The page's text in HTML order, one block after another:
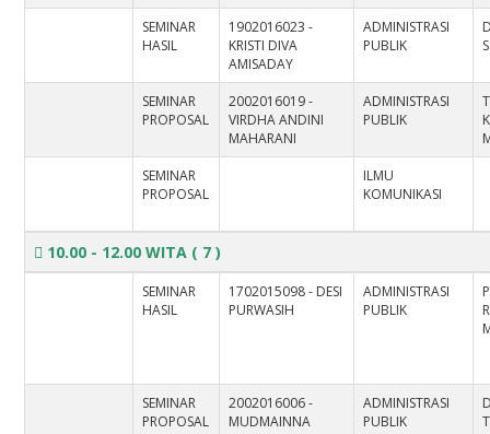
SEMINAR
HASIL
1902016023 -
KRISTI DIVA
AMISADAY
ADMINISTRASI
PUBLIK
SEMINAR
PROPOSAL
2002016019 -
VIRDHA ANDINI
MAHARANI
ADMINISTRASI
PUBLIK
SEMINAR
PROPOSAL
ILMU
KOMUNIKASI
10.00 - 12.00 WITA ( 7 )
SEMINAR
HASIL
1702015098 - DESI
PURWASIH
ADMINISTRASI
PUBLIK
SEMINAR
PROPOSAL
2002016006 -
MUDMAINNA
ADMINISTRASI
PUBLIK